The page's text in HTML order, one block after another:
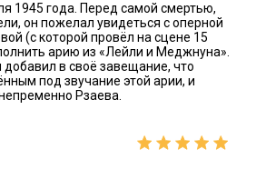
1945 года. Перед самой смертью,
он пожелал увидеться с оперной
(с которой провёл на сцене 15
арию из «Лейли и Меджнуна».
добавил в своё завещание, что
под звучание этой арии, и
Рзаева.